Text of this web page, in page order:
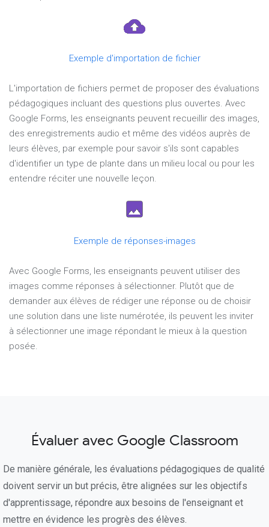
Exemple d'importation de fichier
L'importation de fichiers permet de proposer des évaluations
pédagogiques incluant des questions plus ouvertes. Avec
Google Forms, les enseignants peuvent recueillir des images,
des enregistrements audio et même des vidéos auprès de
leurs élèves, par exemple pour savoir s'ils sont capables
d'identifier un type de plante dans un milieu local ou pour les
entendre réciter une nouvelle leçon.
Exemple de réponses-images
Avec Google Forms, les enseignants peuvent utiliser des
images comme réponses à sélectionner. Plutôt que de
demander aux élèves de rédiger une réponse ou de choisir
une solution dans une liste numérotée, ils peuvent les inviter
à sélectionner une image répondant le mieux à la question
posée.
Évaluer avec Google Classroom
De manière générale, les évaluations pédagogiques de qualité
doivent servir un but précis, être alignées sur les objectifs
d'apprentissage, répondre aux besoins de l'enseignant et
mettre en évidence les progrès des élèves.